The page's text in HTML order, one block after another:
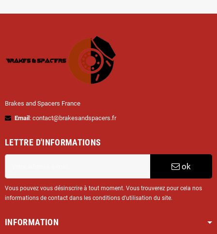
Brakes and Spacers France
Email : contact@brakesandspacers.fr
LETTRE D'INFORMATIONS
ok
Vous pouvez vous désinscrire à tout moment. Vous trouverez pour cela nos
informations de contact dans les conditions d'utilisation du site.
INFORMATION